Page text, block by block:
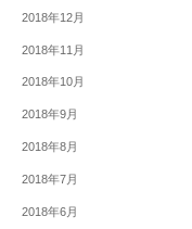
2018年12月
2018年11月
2018年10月
2018年9月
2018年8月
2018年7月
2018年6月